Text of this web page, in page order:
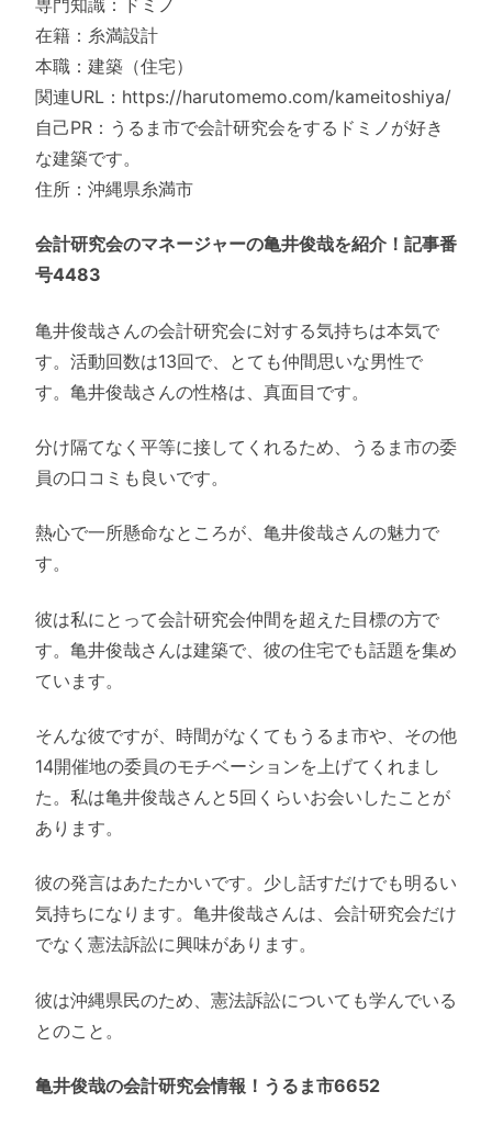
在籍：糸満設計
本職：建築（住宅）
関連URL：https://harutomemo.com/kameitoshiya/
自己PR：うるま市で会計研究会をするドミノが好き
な建築です。
住所：沖縄県糸満市
会計研究会のマネージャーの亀井俊哉を紹介！記事番
号4483
亀井俊哉さんの会計研究会に対する気持ちは本気で
す。活動回数は13回で、とても仲間思いな男性で
す。亀井俊哉さんの性格は、真面目です。
分け隔てなく平等に接してくれるため、うるま市の委
員の口コミも良いです。
熱心で一所懸命なところが、亀井俊哉さんの魅力で
す。
彼は私にとって会計研究会仲間を超えた目標の方で
す。亀井俊哉さんは建築で、彼の住宅でも話題を集め
ています。
そんな彼ですが、時間がなくてもうるま市や、その他
14開催地の委員のモチベーションを上げてくれまし
た。私は亀井俊哉さんと5回くらいお会いしたことが
あります。
彼の発言はあたたかいです。少し話すだけでも明るい
気持ちになります。亀井俊哉さんは、会計研究会だけ
でなく憲法訴訟に興味があります。
彼は沖縄県民のため、憲法訴訟についても学んでいる
とのこと。
亀井俊哉の会計研究会情報！うるま市6652